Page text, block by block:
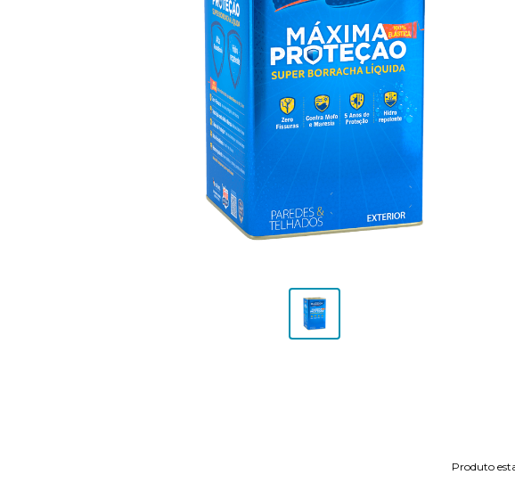
Produto